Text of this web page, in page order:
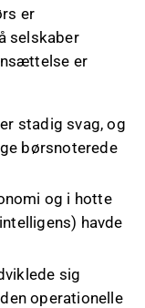
er
selskaber
er
stadig svag, og
børsnoterede
og i hotte
havde
sig
operationelle